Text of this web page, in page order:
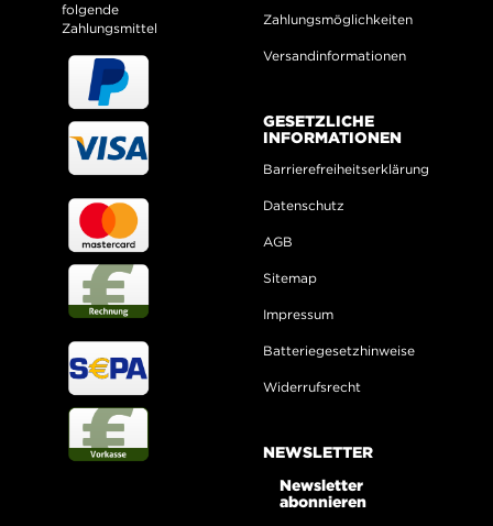
folgende
Zahlungsmittel
Zahlungsmöglichkeiten
Versandinformationen
GESETZLICHE
INFORMATIONEN
Barrierefreiheitserklärung
Datenschutz
AGB
Sitemap
Impressum
Batteriegesetzhinweise
Widerrufsrecht
NEWSLETTER
Newsletter
abonnieren